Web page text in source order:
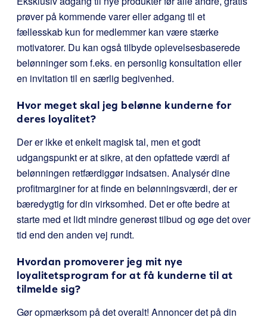
prøver på kommende varer eller adgang til et
fællesskab kun for medlemmer kan være stærke
motivatorer. Du kan også tilbyde oplevelsesbaserede
belønninger som f.eks. en personlig konsultation eller
en invitation til en særlig begivenhed.
Hvor meget skal jeg belønne kunderne for
deres loyalitet?
Der er ikke et enkelt magisk tal, men et godt
udgangspunkt er at sikre, at den opfattede værdi af
belønningen retfærdiggør indsatsen. Analysér dine
profitmarginer for at finde en belønningsværdi, der er
bæredygtig for din virksomhed. Det er ofte bedre at
starte med et lidt mindre generøst tilbud og øge det over
tid end den anden vej rundt.
Hvordan promoverer jeg mit nye
loyalitetsprogram for at få kunderne til at
tilmelde sig?
Gør opmærksom på det overalt! Annoncer det på din